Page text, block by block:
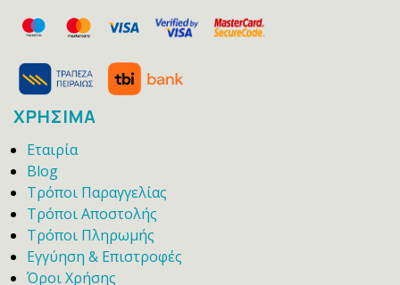
ΧΡΗΣΙΜΑ
Εταιρία
Blog
Τρόποι Παραγγελίας
Τρόποι Αποστολής
Τρόποι Πληρωμής
Εγγύηση & Επιστροφές
Όροι Χρήσης